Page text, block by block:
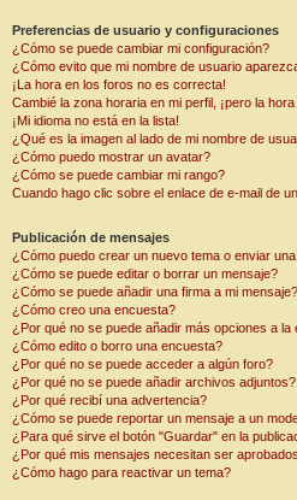
Preferencias de usuario y configuraciones
¿Cómo se puede cambiar mi configuración?
¿Cómo evito que mi nombre de usuario
¡La hora en los foros no es correcta!
Cambié la zona horaria en mi perfil, ¡pero la
¡Mi idioma no está en la lista!
¿Qué es la imagen al lado de mi nombre de
¿Cómo puedo mostrar un avatar?
¿Cómo se puede cambiar mi rango?
Cuando hago clic sobre el enlace de e-mail de
Publicación de mensajes
¿Cómo puedo crear un nuevo tema o enviar
¿Cómo se puede editar o borrar un mensaje?
¿Cómo se puede añadir una firma a mi mensaje?
¿Cómo creo una encuesta?
¿Por qué no se puede añadir más opciones a la
¿Cómo edito o borro una encuesta?
¿Por qué no se puede acceder a algún foro?
¿Por qué no se puede añadir archivos adjuntos?
¿Por qué recibí una advertencia?
¿Cómo se puede reportar un mensaje a un
¿Para qué sirve el botón "Guardar" en la
¿Por qué mis mensajes necesitan ser
¿Cómo hago para reactivar un tema?